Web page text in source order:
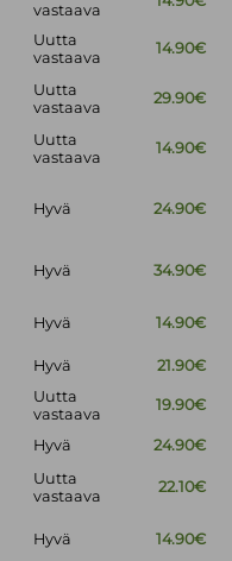
vastaava
Uutta
vastaava
14.90€
Uutta
vastaava
29.90€
Uutta
vastaava
14.90€
Hyvä 24.90€
Hyvä 34.90€
Hyvä 14.90€
Hyvä 21.90€
Uutta
vastaava
19.90€
Hyvä
24.90€
Uutta
vastaava
22.10€
Hyvä 14.90€